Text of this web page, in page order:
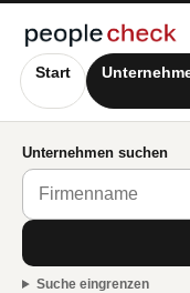
Start
Unternehmen suchen
Suche eingrenzen